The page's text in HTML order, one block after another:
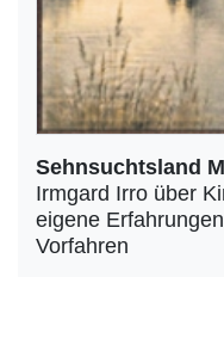
Sehnsuchtsland
Irmgard Irro über
eigene
Vorfahren